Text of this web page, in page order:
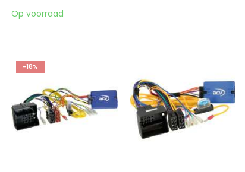
Op voorraad
-18%